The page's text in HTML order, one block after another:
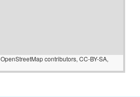
OpenStreetMapcontributors, CC-BY-SA,